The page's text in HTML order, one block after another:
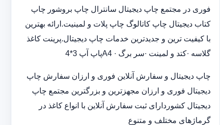
فوری در مجتمع چاپ دیجیتال سانترال چاپ بروشور چاپ
کتاب دیجیتال چاپ کاتالوگ چاپ پلات و لمینیت.ارائه بهترین
با کیفیت ترین و جدیدترین خدمات چاپ دیجیتال.پرینت کاغذ
گلاسه ·‎کتد و لمینت ·‎سر برگ A4 ·‎پاپ آپ 3*4
چاپ دیجیتال و سفارش آنلاین فوری و ارزان سفارش چاپ
دیجیتال فوری و ارزان مجهزترین و بزرگترین مجتمع چاپ
دیجیتال کشوردارای ثبت سفارش آنلاین با انواع کاغذ در
گرماژهای مختلف و متنوع